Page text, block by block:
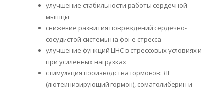
улучшение стабильности работы сердечной
мышцы
снижение развития повреждений сердечно-
сосудистой системы на фоне стресса
улучшение функций ЦНС в стрессовых условиях и
при усиленных нагрузках
стимуляция производства гормонов: ЛГ
(лютеинизирующий гормон), соматолиберин и